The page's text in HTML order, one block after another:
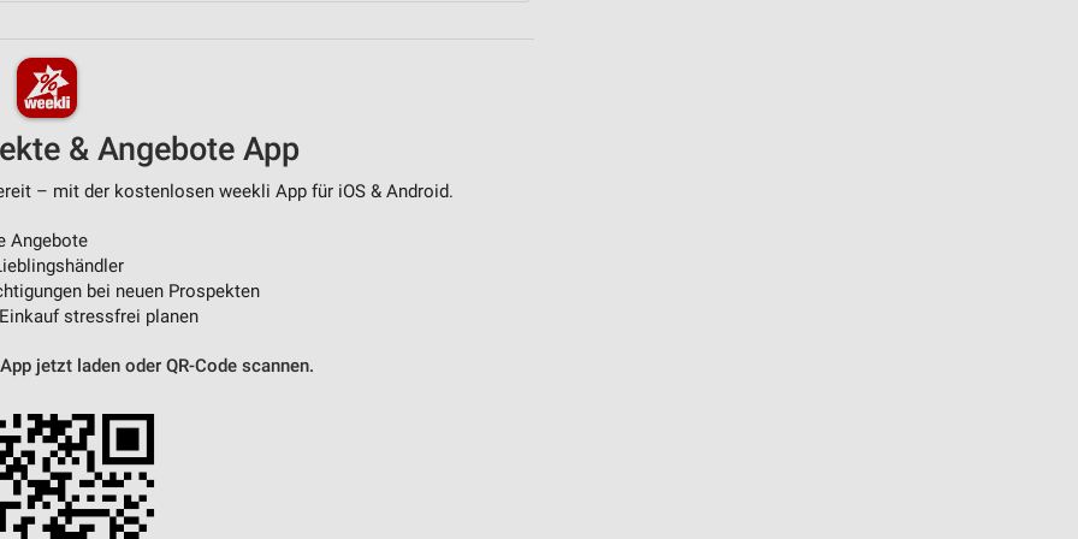
& Angebote App
– mit der kostenlosen weekli App für iOS & Android.
Angebote
bei neuen Prospekten
stressfrei planen
jetzt laden oder QR-Code scannen.
Daten aus verschiedenen